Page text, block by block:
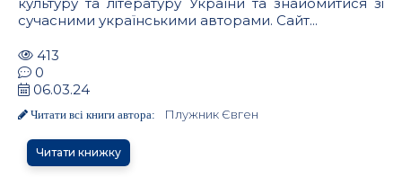
культуру та літературу України та знайомитися зі
сучасними українськими авторами. Сайт...
413
0
06.03.24
Читати всі книги автора: Плужник Євген
Читати книжку